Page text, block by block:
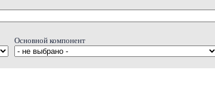
Основной компонент